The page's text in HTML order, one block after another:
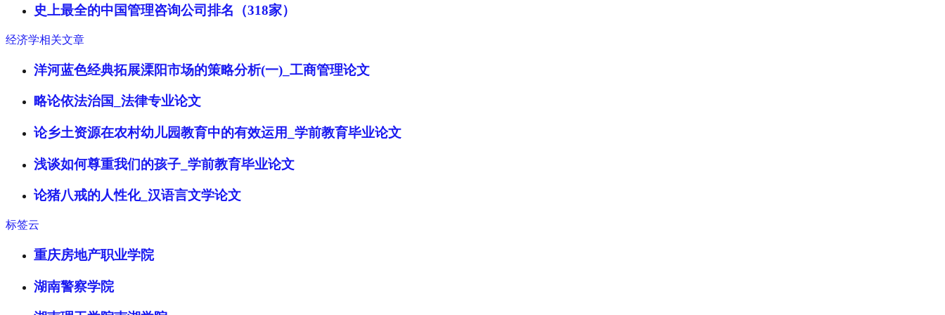
史上最全的中国管理咨询公司排名（318家）
经济学相关文章
洋河蓝色经典拓展溧阳市场的策略分析(一)_工商管理论文
略论依法治国_法律专业论文
论乡土资源在农村幼儿园教育中的有效运用_学前教育毕业论文
浅谈如何尊重我们的孩子_学前教育毕业论文
论猪八戒的人性化_汉语言文学论文
标签云
重庆房地产职业学院
湖南警察学院